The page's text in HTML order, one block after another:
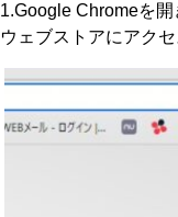
1.Google Chromeを
ウェブストアにアク